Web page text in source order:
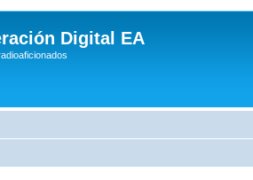
Digital EA